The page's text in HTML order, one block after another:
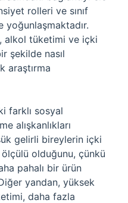
rolleri ve sınıf
alkol tüketimi ve içki
şekilde nasıl
araştırma
farklı sosyal
alışkanlıkları
gelirli bireylerin içki
olduğunu, çünkü
pahalı bir ürün
yandan, yüksek
daha fazla